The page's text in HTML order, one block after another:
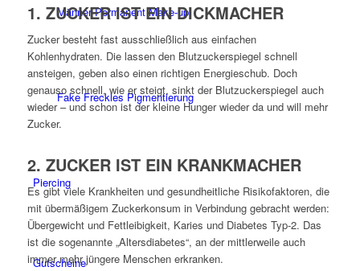
Männer Permanent Make-up
Fake Freckles Pigmentierung
Piercing
Gutscheine
1. ZUCKER IST EIN DICKMACHER
Zucker besteht fast ausschließlich aus einfachen
Kohlenhydraten. Die lassen den Blutzuckerspiegel schnell
ansteigen, geben also einen richtigen Energieschub. Doch
genauso schnell, wie er steigt, sinkt der Blutzuckerspiegel auch
wieder – und schon ist der kleine Hunger wieder da und will mehr
Zucker.
2. ZUCKER IST EIN KRANKMACHER
Es gibt viele Krankheiten und gesundheitliche Risikofaktoren, die
mit übermäßigem Zuckerkonsum in Verbindung gebracht werden:
Übergewicht und Fettleibigkeit, Karies und Diabetes Typ-2. Das
ist die sogenannte „Altersdiabetes“, an der mittlerweile auch
immer mehr jüngere Menschen erkranken.